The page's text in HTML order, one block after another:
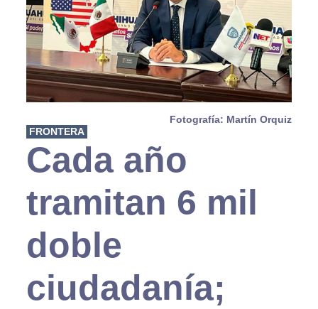
Fotografía: Martín Orquiz
FRONTERA
Cada año
tramitan 6 mil
doble
ciudadanía;